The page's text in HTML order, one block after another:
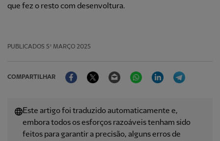
que fez o resto com desenvoltura.
PUBLICADOS 5º MARÇO 2025
COMPARTILHAR
FacebookTwitter Email WhatsAppLinkedIn
Este artigo foi traduzido automaticamente e,
embora todos os esforços razoáveis ​​tenham sido
feitos para garantir a precisão, alguns erros de